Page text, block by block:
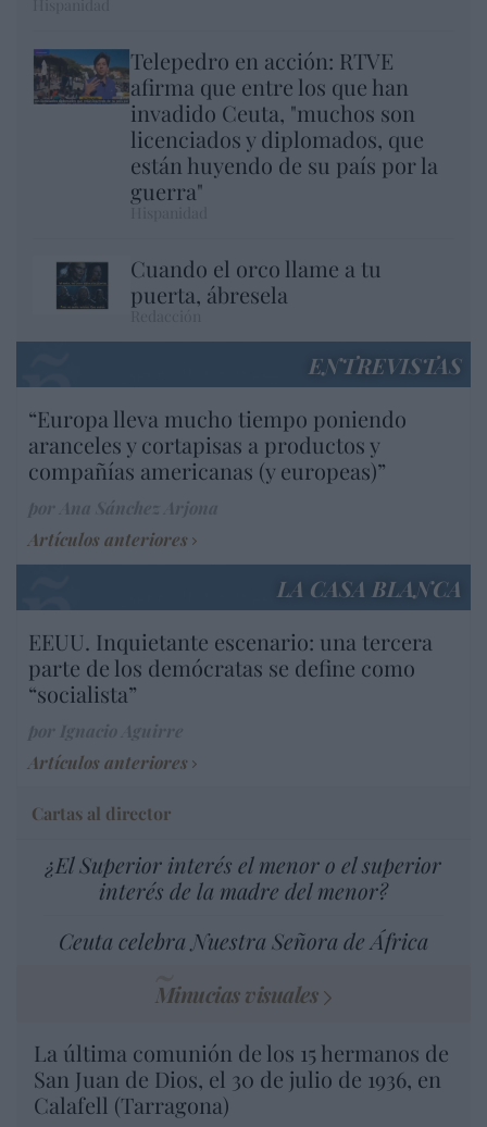
Telepedro en acción: RTVE
afirma que entre los que han
invadido Ceuta, "muchos son
licenciados y diplomados, que
están huyendo de su país por la
guerra"
Cuando el orco llame a tu
puerta, ábresela
ENTREVISTAS
“Europa lleva mucho tiempo poniendo
aranceles y cortapisas a productos y
compañías americanas (y europeas)”
Artículos anteriores
LA CASA BLANCA
EEUU. Inquietante escenario: una tercera
parte de los demócratas se define como
“socialista”
Artículos anteriores
Cartas al director
¿El Superior interés el menor o el superior
interés de la madre del menor?
Ceuta celebra Nuestra Señora de África
Minucias visuales
La última comunión de los 15 hermanos de
San Juan de Dios, el 30 de julio de 1936, en
Calafell (Tarragona)